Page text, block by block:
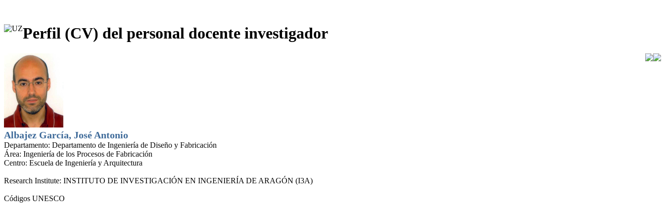
Perfil (CV) del personal docente investigador
Albajez García, José Antonio
Departamento: Departamento de Ingeniería de Diseño y Fabricación
Área: Ingeniería de los Procesos de Fabricación
Centro: Escuela de Ingeniería y Arquitectura
Research Institute: INSTITUTO DE INVESTIGACIÓN EN INGENIERÍA DE ARAGÓN (I3A)
Códigos UNESCO